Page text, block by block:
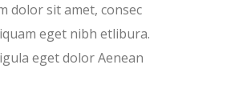
dolor sit amet, consec
eget nibh etlibura.
eget dolor Aenean